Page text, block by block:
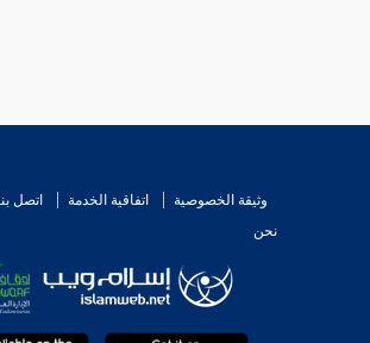
وثيقة الخصوصية اتفاقية الخدمة اتصل
نحن